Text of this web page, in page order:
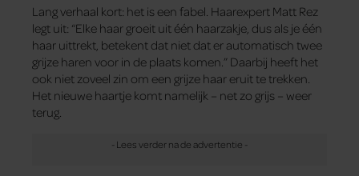
Lang verhaal kort: het is een fabel. Haarexpert Matt Rez
legt uit: “Elke haar groeit uit één haarzakje, dus als je één
haar uittrekt, betekent dat niet dat er automatisch twee
grijze haren voor in de plaats komen.” Daarbij heeft het
ook niet zoveel zin om een grijze haar eruit te trekken.
Het nieuwe haartje komt namelijk – net zo grijs – weer
terug.